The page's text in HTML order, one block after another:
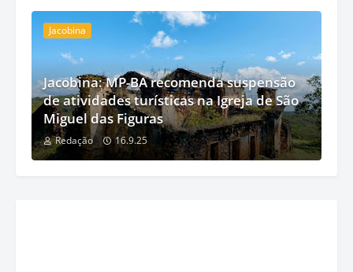
Jacobina
Jacobina: MP-BA recomenda suspensão
de atividades turísticas na Igreja de São
Miguel das Figuras
Redação 16.9.25